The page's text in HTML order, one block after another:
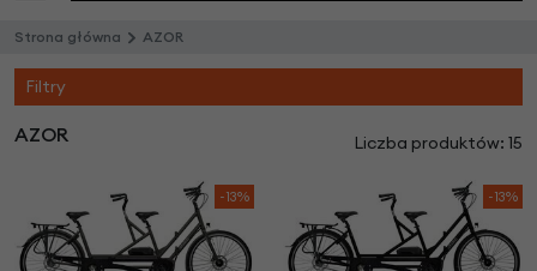
Strona główna AZOR
Filtry
AZOR Liczba produktów: 15
-13% -13%